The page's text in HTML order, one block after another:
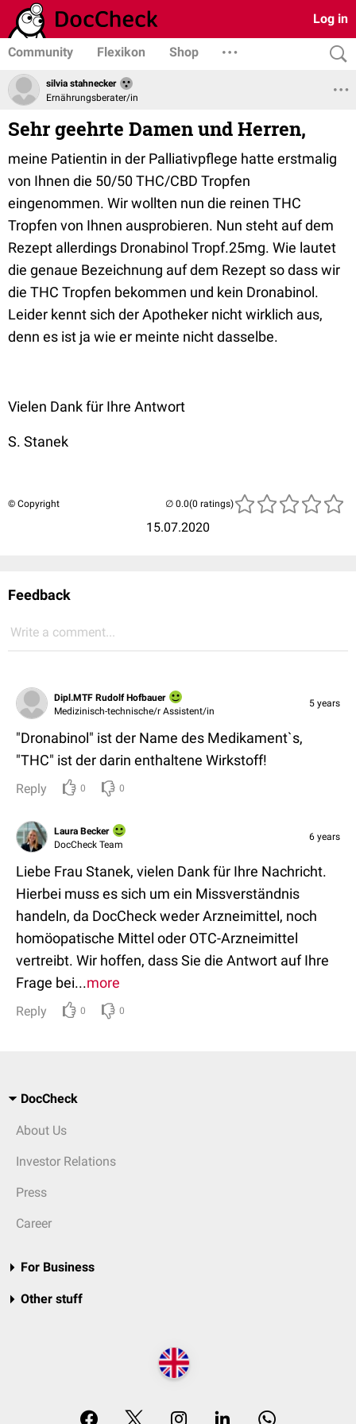
Log in
Community Flexikon Shop
silvia stahnecker
Ernährungsberater/in
Sehr geehrte Damen und Herren,
meine Patientin in der Palliativpflege hatte erstmalig
von Ihnen die 50/50 THC/CBD Tropfen
eingenommen. Wir wollten nun die reinen THC
Tropfen von Ihnen ausprobieren. Nun steht auf dem
Rezept allerdings Dronabinol Tropf.25mg. Wie lautet
die genaue Bezeichnung auf dem Rezept so dass wir
die THC Tropfen bekommen und kein Dronabinol.
Leider kennt sich der Apotheker nicht wirklich aus,
denn es ist ja wie er meinte nicht dasselbe.
Vielen Dank für Ihre Antwort
S. Stanek
© Copyright
15.07.2020
(0 ratings)
Feedback
Write a comment...
Dipl.MTF Rudolf Hofbauer
Medizinisch-technische/r Assistent/in
5 years
"Dronabinol" ist der Name des Medikament`s,
"THC" ist der darin enthaltene Wirkstoff!
Reply 0 0
Laura Becker
DocCheck Team
6 years
Liebe Frau Stanek, vielen Dank für Ihre Nachricht.
Hierbei muss es sich um ein Missverständnis
handeln, da DocCheck weder Arzneimittel, noch
homöopatische Mittel oder OTC-Arzneimittel
vertreibt. Wir hoffen, dass Sie die Antwort auf Ihre
Frage bei...more
Reply 0 0
DocCheck
About Us
Investor Relations
Press
Career
For Business
Other stuff